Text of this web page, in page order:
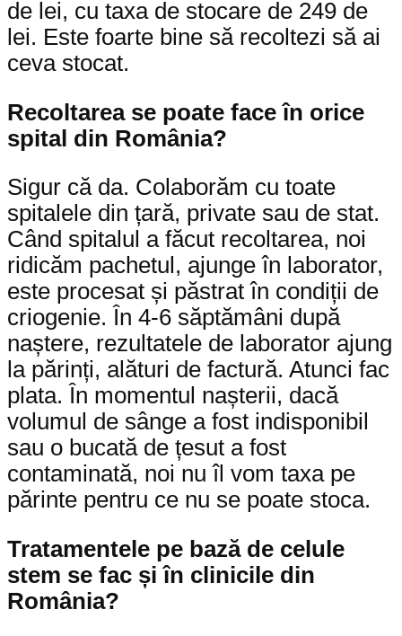
de lei, cu taxa de stocare de 249 de
lei. Este foarte bine să recoltezi să ai
ceva stocat.
Recoltarea se poate face în orice
spital din România?
Sigur că da. Colaborăm cu toate
spitalele din țară, private sau de stat.
Când spitalul a făcut recoltarea, noi
ridicăm pachetul, ajunge în laborator,
este procesat și păstrat în condiții de
criogenie. În 4-6 săptămâni după
naștere, rezultatele de laborator ajung
la părinți, alături de factură. Atunci fac
plata. În momentul nașterii, dacă
volumul de sânge a fost indisponibil
sau o bucată de țesut a fost
contaminată, noi nu îl vom taxa pe
părinte pentru ce nu se poate stoca.
Tratamentele pe bază de celule
stem se fac și în clinicile din
România?